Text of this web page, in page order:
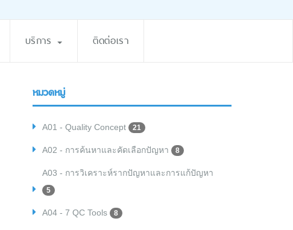
บริการ ติดต่อเรา
หมวดหมู่
A01 - Quality Concept 21
A02 - การค้นหาและคัดเลือกปัญหา 8
A03 - การวิเคราะห์รากปัญหาและการแก้ปัญหา
5
A04 - 7 QC Tools 8